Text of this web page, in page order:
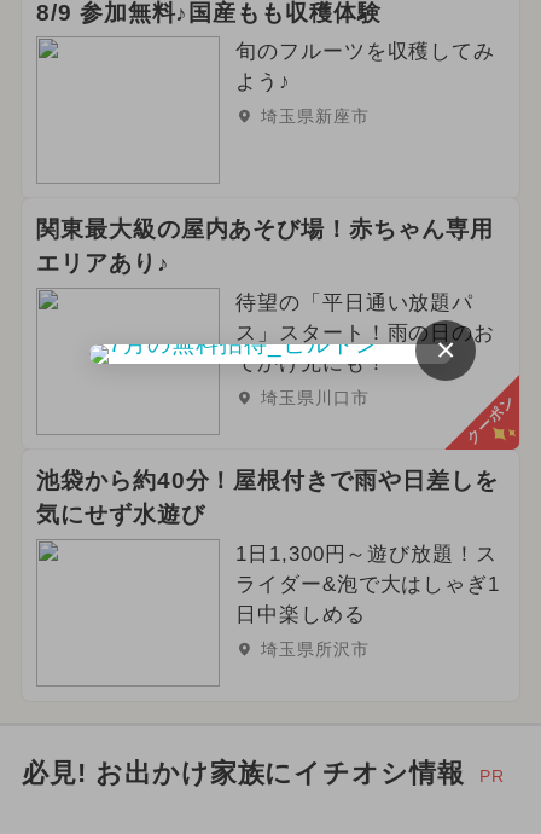
8/9 参加無料♪国産もも収穫体験
旬のフルーツを収穫してみ
よう♪
埼玉県新座市
関東最大級の屋内あそび場！赤ちゃん専用
エリアあり♪
待望の「平日通い放題パ
ス」スタート！雨の日のお
でかけ先にも！
埼玉県川口市 クーポン
池袋から約40分！屋根付きで雨や日差しを
気にせず水遊び
1日1,300円～遊び放題！ス
ライダー&泡で大はしゃぎ1
日中楽しめる
埼玉県所沢市
必見! お出かけ家族にイチオシ情報 PR
×